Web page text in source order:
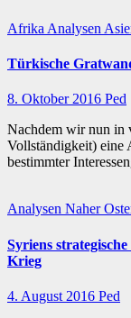
Afrika Analysen
Türkische
8. Oktober 2016 Ped
Nachdem wir nun in
Vollständigkeit) eine
bestimmter
Analysen Naher
Syriens
Krieg
4. August 2016 Ped